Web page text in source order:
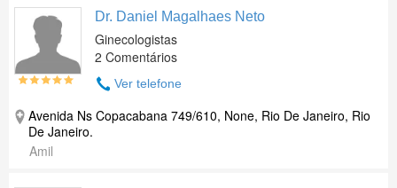
Dr. Daniel Magalhaes Neto
Ginecologistas
2 Comentários
Ver telefone
Avenida Ns Copacabana 749/610, None, Rio De Janeiro, Rio
De Janeiro.
Amil